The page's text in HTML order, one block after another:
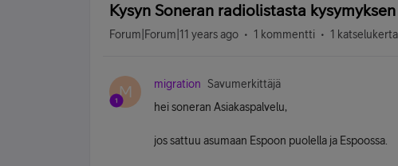
Kysyn Soneran radiolistasta kysymyksen
Forum|Forum|11 years ago 1 kommentti 1 katselukerta
M migration
Savumerkittäjä
hei soneran Asiakaspalvelu,
jos sattuu asumaan Espoon puolella ja Espoossa.